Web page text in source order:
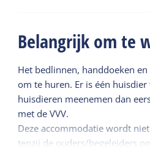
Belangrijk om te
Het bedlinnen, handdoeken
om te huren. Er is één huisdier
huisdieren meenemen dan
met de VVV.
Deze accommodatie wordt
tenzij de ouders/begeleiders